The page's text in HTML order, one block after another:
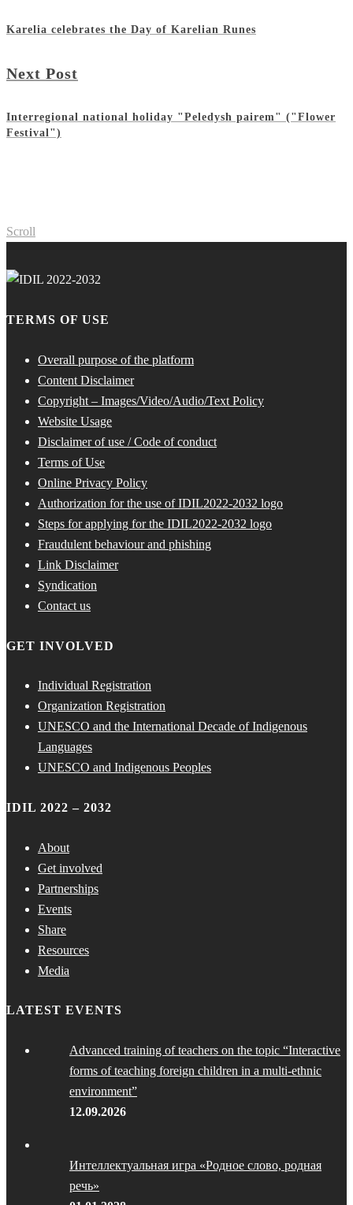
Karelia celebrates the Day of Karelian Runes
Next Post
Interregional national holiday "Peledysh pairem" ("Flower
Festival")
Scroll
TERMS OF USE
Overall purpose of the platform
Content Disclaimer
Copyright – Images/Video/Audio/Text Policy
Website Usage
Disclaimer of use / Code of conduct
Terms of Use
Online Privacy Policy
Authorization for the use of IDIL2022-2032 logo
Steps for applying for the IDIL2022-2032 logo
Fraudulent behaviour and phishing
Link Disclaimer
Syndication
Contact us
GET INVOLVED
Individual Registration
Organization Registration
UNESCO and the International Decade of Indigenous
Languages
UNESCO and Indigenous Peoples
IDIL 2022 – 2032
About
Get involved
Partnerships
Events
Share
Resources
Media
LATEST EVENTS
Advanced training of teachers on the topic “Interactive
forms of teaching foreign children in a multi-ethnic
environment”
12.09.2026
Интеллектуальная игра «Родное слово, родная
речь»